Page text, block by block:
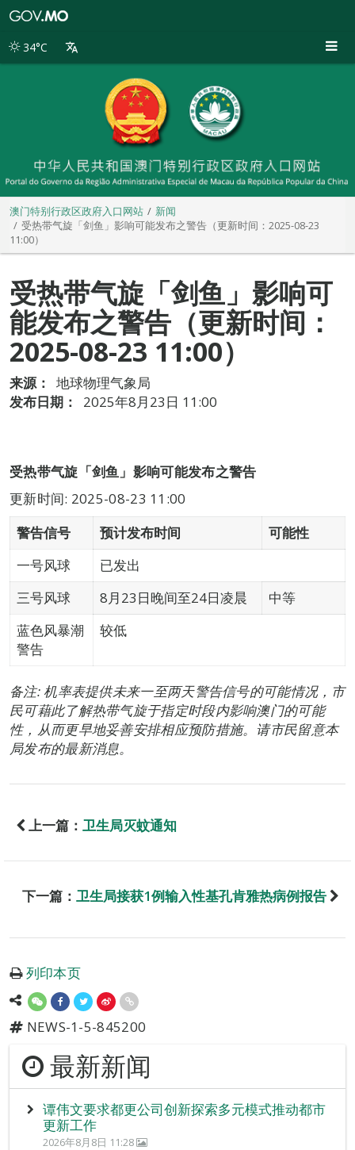
别
34°C
澳门特别行政区政府入口网站
新闻
受热带气旋「剑鱼」影响可能发布之警告（更新时间：2025-08-23
11:00）
受热带气旋「剑鱼」影响可
能发布之警告（更新时间：
2025-08-23 11:00）
来源：
地球物理气象局
发布日期：
2025年8月23日 11:00
受热带气旋「剑鱼」影响可能发布之警告
更新时间: 2025-08-23 11:00
警告信号
预计发布时间
可能性
一号风球
已发出
三号风球
8月23日晚间至24日凌晨
中等
蓝色风暴潮
警告
较低
备注: 机率表提供未来一至两天警告信号的可能情况，市
民可藉此了解热带气旋于指定时段内影响澳门的可能
性，从而更早地妥善安排相应预防措施。请市民留意本
局发布的最新消息。
上一篇： 卫生局灭蚊通知
下一篇： 卫生局接获1例输入性基孔肯雅热病例报告
列印本页
NEWS-1-5-845200
最新新闻
谭伟文要求都更公司创新探索多元模式推动都市
更新工作
2026年8月8日 11:28